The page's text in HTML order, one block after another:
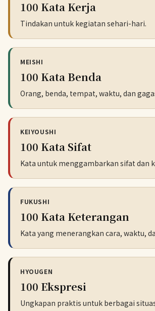
100 Kata Kerja
Tindakan untuk kegiatan sehari-hari.
MEISHI
100 Kata Benda
Orang, benda, tempat, waktu, dan
KEIYOUSHI
100 Kata Sifat
Kata untuk menggambarkan sifat dan
FUKUSHI
100 Kata Keterangan
Kata yang menerangkan cara, waktu,
HYOUGEN
100 Ekspresi
Ungkapan praktis untuk berbagai